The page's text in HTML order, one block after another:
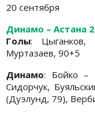
20 сентября
Динамо – Астана
Голы:
Муртазаев, 90+5
Динамо: Бойко –
Сидорчук,
(Дуэлунд, 79),